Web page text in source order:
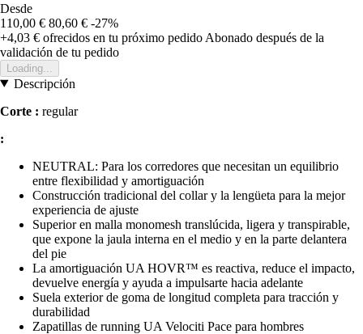
Desde
110,00 € 80,60 € -27%
+4,03 € ofrecidos en tu próximo pedido Abonado después de la
validación de tu pedido
Loading...
Descripción
Corte : regular
:
NEUTRAL: Para los corredores que necesitan un equilibrio
entre flexibilidad y amortiguación
Construcción tradicional del collar y la lengüeta para la mejor
experiencia de ajuste
Superior en malla monomesh translúcida, ligera y transpirable,
que expone la jaula interna en el medio y en la parte delantera
del pie
La amortiguación UA HOVR™ es reactiva, reduce el impacto,
devuelve energía y ayuda a impulsarte hacia adelante
Suela exterior de goma de longitud completa para tracción y
durabilidad
Zapatillas de running UA Velociti Pace para hombres